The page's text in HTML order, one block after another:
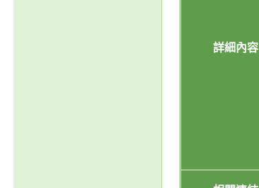
詳細內容